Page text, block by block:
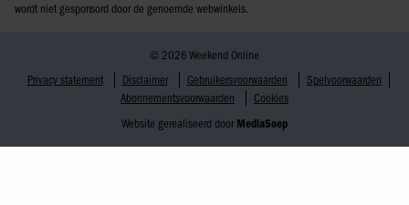
wordt niet gesponsord door de genoemde webwinkels.
© 2026 Weekend Online
Privacy statement
Disclaimer Gebruikersvoorwaarden
Spelvoorwaarden
Abonnementsvoorwaarden
Cookies
Website gerealiseerd door MediaSoep